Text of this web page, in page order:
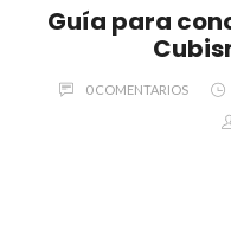
Guía para
0 COMENTARIOS